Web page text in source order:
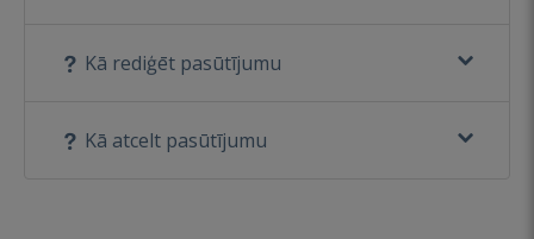
Kā rediģēt pasūtījumu
Kā atcelt pasūtījumu